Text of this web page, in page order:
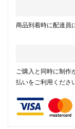
商品到着時に配達員
ご購入と同時に制作
払いをご利用くださ